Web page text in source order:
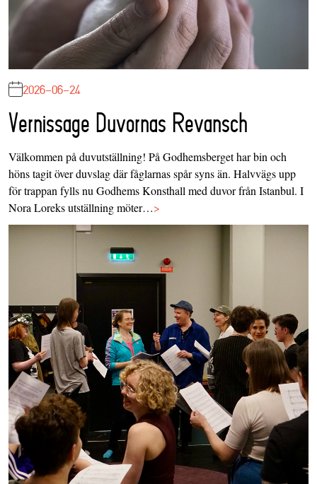
2026-06-24
Vernissage Duvornas Revansch
Välkommen på duvutställning! På Godhemsberget har bin och
höns tagit över duvslag där fåglarnas spår syns än. Halvvägs upp
för trappan fylls nu Godhems Konsthall med duvor från Istanbul. I
Nora Loreks utställning möter…>